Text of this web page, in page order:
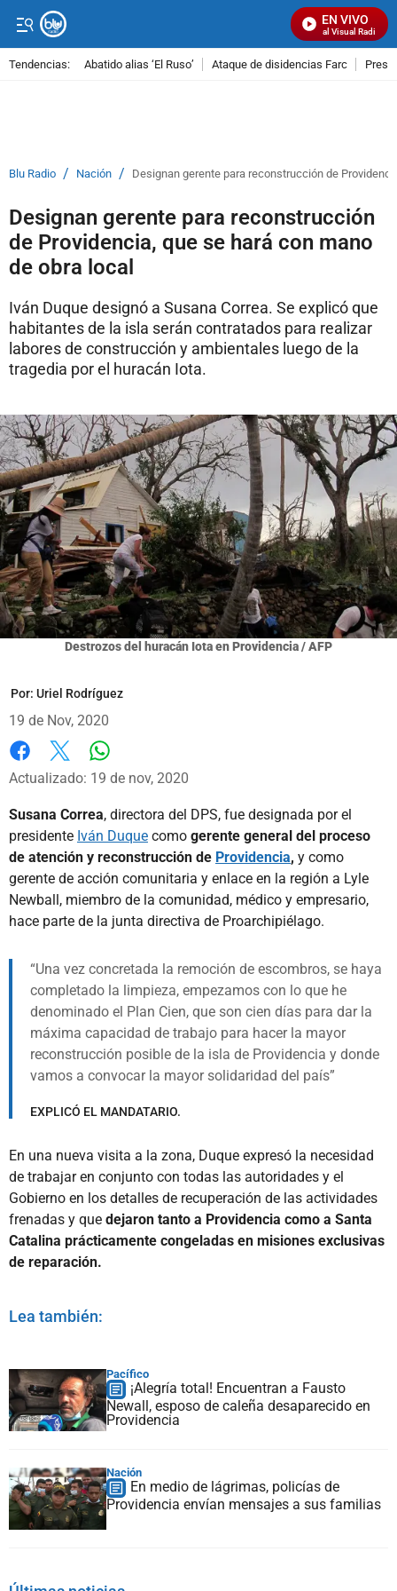
EN VIVO
Señal Visual Radio
Tendencias: Abatido alias ‘El Ruso’ Ataque de disidencias Farc
Blu Radio / Nación / Designan gerente para reconstrucción de
Designan gerente para reconstrucción
de Providencia, que se hará con mano
de obra local
Iván Duque designó a Susana Correa. Se explicó que
habitantes de la isla serán contratados para realizar
labores de construcción y ambientales luego de la
tragedia por el huracán Iota.
Destrozos del huracán Iota en Providencia / AFP
Por: Uriel Rodríguez
19 de Nov, 2020
Facebook
X
Actualizado: 19 de nov, 2020
Susana Correa, directora del DPS, fue designada por el
presidente Iván Duque como gerente general del proceso
de atención y reconstrucción de Providencia, y como
gerente de acción comunitaria y enlace en la región a Lyle
Newball, miembro de la comunidad, médico y empresario,
hace parte de la junta directiva de Proarchipiélago.
Una vez concretada la remoción de escombros, se haya
completado la limpieza, empezamos con lo que he
denominado el Plan Cien, que son cien días para dar la
máxima capacidad de trabajo para hacer la mayor
reconstrucción posible de la isla de Providencia y donde
vamos a convocar la mayor solidaridad del país
EXPLICÓ EL MANDATARIO.
En una nueva visita a la zona, Duque expresó la necesidad
de trabajar en conjunto con todas las autoridades y el
Gobierno en los detalles de recuperación de las actividades
frenadas y que dejaron tanto a Providencia como a Santa
Catalina prácticamente congeladas en misiones exclusivas
de reparación.
Lea también:
Pacífico
¡Alegría total! Encuentran a Fausto
Newall, esposo de caleña desaparecido en
Providencia
Nación
En medio de lágrimas, policías de
Providencia envían mensajes a sus familias